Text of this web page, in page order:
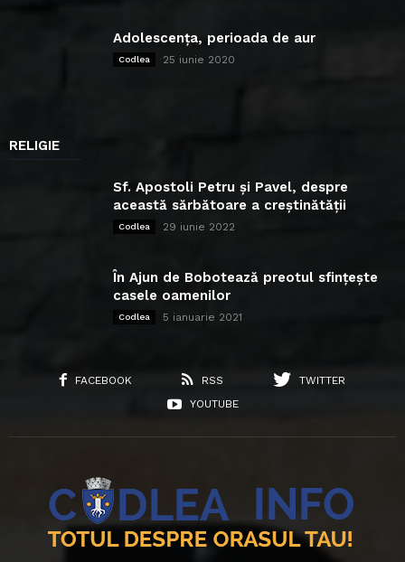
Adolescența, perioada de aur
Codlea 25 iunie 2020
RELIGIE
Sf. Apostoli Petru și Pavel, despre
această sărbătoare a creștinătății
Codlea 29 iunie 2022
În Ajun de Bobotează preotul sfințește
casele oamenilor
Codlea 5 ianuarie 2021
FACEBOOK RSS
TWITTER
YOUTUBE